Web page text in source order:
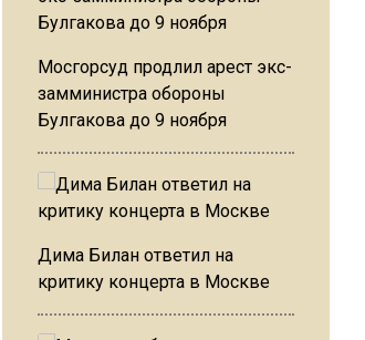
Мосгорсуд продлил арест экс-
замминистра обороны
Булгакова до 9 ноября
Дима Билан ответил на
критику концерта в Москве